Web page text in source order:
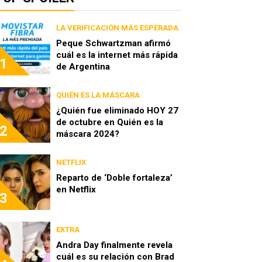
1
LA VERIFICACIÓN MÁS ESPERADA
Peque Schwartzman afirmó
cuál es la internet más rápida
de Argentina
2
QUIÉN ES LA MÁSCARA
¿Quién fue eliminado HOY 27
de octubre en Quién es la
máscara 2024?
3
NETFLIX
Reparto de ‘Doble fortaleza’
en Netflix
EXTRA
Andra Day finalmente revela
cuál es su relación con Brad